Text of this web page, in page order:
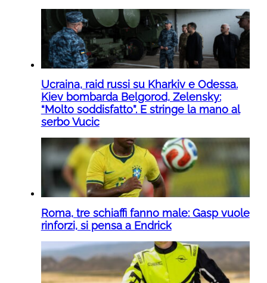
Ucraina, raid russi su Kharkiv e Odessa.
Kiev bombarda Belgorod, Zelensky:
“Molto soddisfatto”. E stringe la mano al
serbo Vucic
Roma, tre schiaffi fanno male: Gasp vuole
rinforzi, si pensa a Endrick